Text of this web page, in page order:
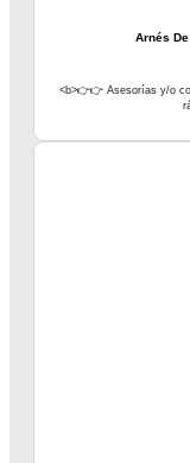
Arnés
<b>👉👉 Asesorías y/o